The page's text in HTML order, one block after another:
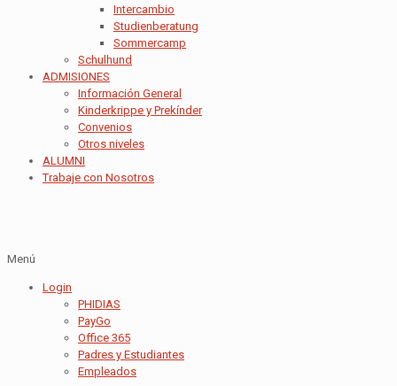
Intercambio
Studienberatung
Sommercamp
Schulhund
ADMISIONES
Información General
Kinderkrippe y Prekínder
Convenios
Otros niveles
ALUMNI
Trabaje con Nosotros
Menú
Login
PHIDIAS
PayGo
Office 365
Padres y Estudiantes
Empleados